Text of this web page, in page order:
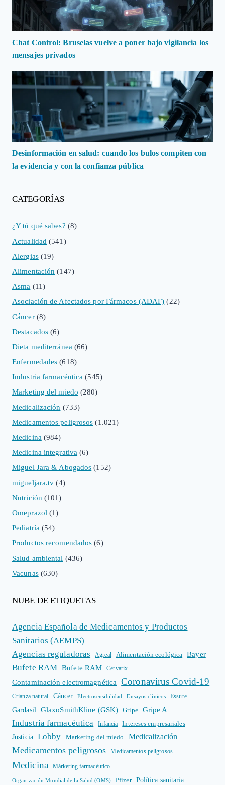
Chat Control: Bruselas vuelve a poner bajo vigilancia los
mensajes privados
Desinformación en salud: cuando los bulos compiten con
la evidencia y con la confianza pública
CATEGORÍAS
¿Y tú qué sabes? (8)
Actualidad (541)
Alergias(19)
Alimentación (147)
Asma (11)
Asociación de Afectados por Fármacos (ADAF) (22)
Cáncer(8)
Destacados (6)
Dieta mediterránea(66)
Enfermedades (618)
Industria farmacéutica (545)
Marketing del miedo (280)
Medicalización (733)
Medicamentos peligrosos (1.021)
Medicina(984)
Medicina integrativa (6)
Miguel Jara & Abogados (152)
migueljara.tv (4)
Nutrición(101)
Omeprazol(1)
Pediatría(54)
Productos recomendados (6)
Salud ambiental (436)
Vacunas(630)
NUBE DE ETIQUETAS
Agencia Española de Medicamentos y Productos
Sanitarios (AEMPS)
Agencias reguladoras
Agreal Alimentación ecológica Bayer
Bufete RAM Bufete RAM Cervarix
Contaminación electromagnética Coronavirus Covid-19
Crianza natural Cáncer Electrosensibilidad Ensayos clínicos Essure
Gardasil GlaxoSmithKline (GSK) Gripe Gripe A
Industria farmacéutica Infancia
Intereses empresariales
Justicia
Lobby Marketing del miedo Medicalización
Medicamentos peligrosos Medicamentos peligrosos
Medicina Márketing farmacéutico
Organización Mundial de la Salud (OMS) Pfizer Política sanitaria